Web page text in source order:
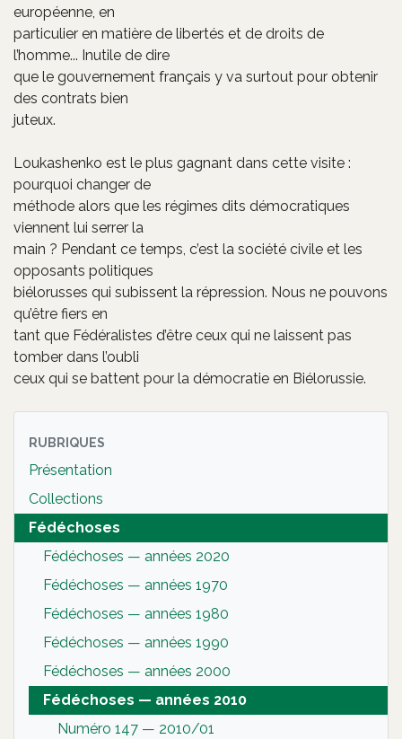
européenne, en
particulier en matière de libertés et de droits de
l’homme... Inutile de dire
que le gouvernement français y va surtout pour obtenir
des contrats bien
juteux.
Loukashenko est le plus gagnant dans cette visite :
pourquoi changer de
méthode alors que les régimes dits démocratiques
viennent lui serrer la
main ? Pendant ce temps, c’est la société civile et les
opposants politiques
biélorusses qui subissent la répression. Nous ne pouvons
qu’être fiers en
tant que Fédéralistes d’être ceux qui ne laissent pas
tomber dans l’oubli
ceux qui se battent pour la démocratie en Biélorussie.
RUBRIQUES
Présentation
Collections
Fédéchoses
Fédéchoses — années 2020
Fédéchoses — années 1970
Fédéchoses — années 1980
Fédéchoses — années 1990
Fédéchoses — années 2000
Fédéchoses — années 2010
Numéro 147 — 2010/01